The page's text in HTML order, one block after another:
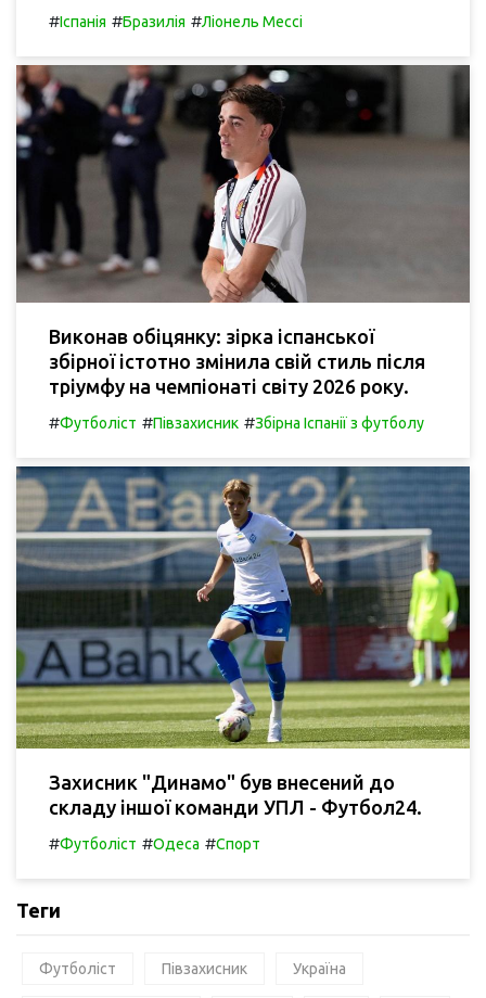
#Іспанія #Бразилія #Ліонель Мессі
Виконав обіцянку: зірка іспанської
збірної істотно змінила свій стиль після
тріумфу на чемпіонаті світу 2026 року.
#Футболіст #Півзахисник #Збірна Іспанії з футболу
Захисник "Динамо" був внесений до
складу іншої команди УПЛ - Футбол24.
#Футболіст #Одеса #Спорт
Теги
Футболіст Півзахисник Україна